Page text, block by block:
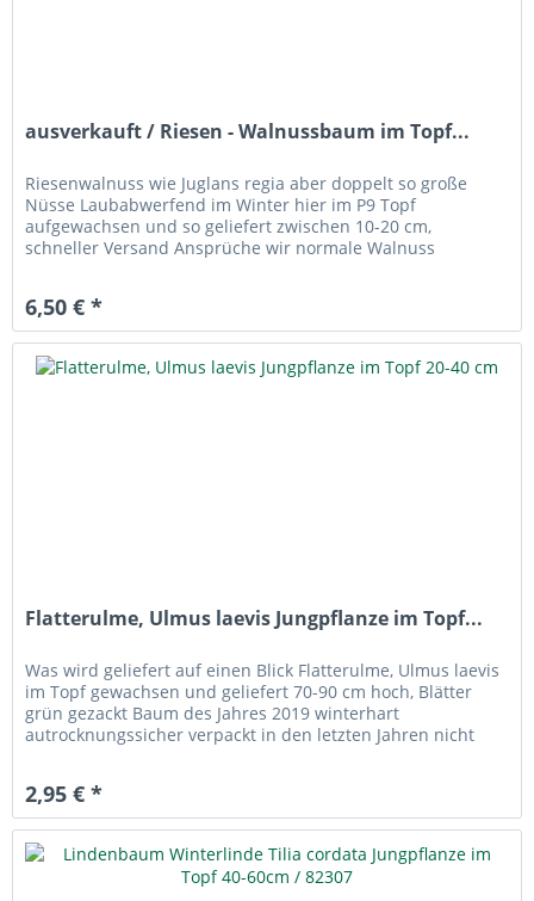
ausverkauft / Riesen - Walnussbaum im Topf...
Riesenwalnuss wie Juglans regia aber doppelt so große
Nüsse Laubabwerfend im Winter hier im P9 Topf
aufgewachsen und so geliefert zwischen 10-20 cm,
schneller Versand Ansprüche wir normale Walnuss
6,50 € *
Flatterulme, Ulmus laevis Jungpflanze im Topf...
Was wird geliefert auf einen Blick Flatterulme, Ulmus laevis
im Topf gewachsen und geliefert 70-90 cm hoch, Blätter
grün gezackt Baum des Jahres 2019 winterhart
autrocknungssicher verpackt in den letzten Jahren nicht
2,95 € *